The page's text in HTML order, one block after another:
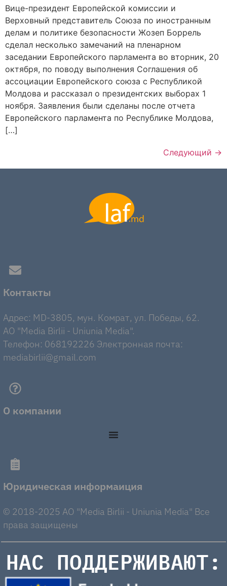
Вице-президент Европейской комиссии и
Верховный представитель Союза по иностранным
делам и политике безопасности Жозеп Боррель
сделал несколько замечаний на пленарном
заседании Европейского парламента во вторник, 20
октября, по поводу выполнения Соглашения об
ассоциации Европейского союза с Республикой
Молдова и рассказал о президентских выборах 1
ноября. Заявления были сделаны после отчета
Европейского парламента по Республике Молдова,
[…]
Следующий →
Контакты
Адрес: MD-3805, мун. Комрат, ул. Победы, 62.
AO "Media Birlii - Uniunia Media".
Телефон: 068192226 Электронная почта:
mediabirlii@gmail.com
О компании
Юридическая информаиция
© 2018-2025 AO "Media Birlii - Uniunia Media" Все
права защищены
НАС ПОДДЕРЖИВАЮТ: